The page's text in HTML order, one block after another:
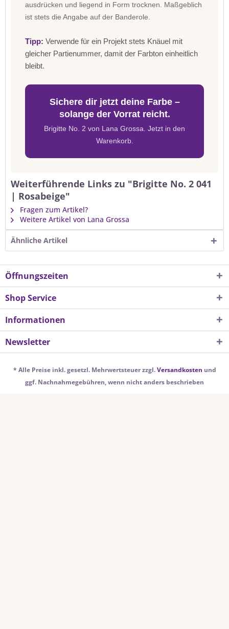
ausdrücken und liegend in Form trocknen. Maßgeblich
ist stets die Angabe auf der Banderole.
Tipp: Verwende für ein Projekt stets Knäuel mit
gleicher Partienummer, damit der Farbton einheitlich
bleibt.
Sichere dir jetzt deine Farbe –
solange der Vorrat reicht.
Brigitte No. 2 von Lana Grossa. Jetzt in den
Warenkorb.
Weiterführende Links zu "Brigitte No. 2 041
| Rosabeige"
Fragen zum Artikel?
Weitere Artikel von Lana Grossa
Ähnliche Artikel
Öffnungszeiten
Shop Service
Informationen
Newsletter
* Alle Preise inkl. gesetzl. Mehrwertsteuer zzgl.Versandkosten und
ggf. Nachnahmegebühren, wenn nicht anders beschrieben